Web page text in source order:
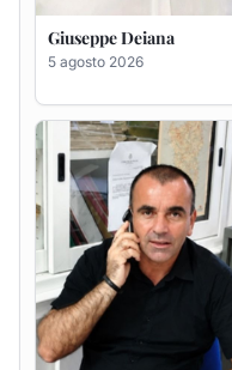
Bastianino Taras
4 agosto 2026